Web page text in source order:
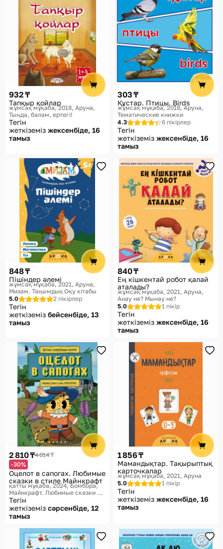
932 ₸
Тапқыр қойлар
жұмсақ мұқаба, 2018 Аруна,
Тыңда, балам, ертегі!
Тегін
жеткіземіз жексенбіде, 16
тамыз
303 ₸
Құстар. Птицы. Birds
жұмсақ мұқаба, 2018 Аруна,
Тематические книжки
4.3
6 пікірлер
Тегін
жеткіземіз жексенбіде, 16
тамыз
848 ₸
Пішіндер әлемі
жұмсақ мұқаба, 2021 Аруна,
Мизам. Таңымдық Оқу кітабы
5.0
2 пікірлер
Тегін
жеткіземіз бейсенбіде, 13
тамыз
840 ₸
Ең кішкентай робот қалай
аталады?
жұмсақ мұқаба, 2021 Аруна,
Анау не? Мынау не?
5.0
1 пікір
Тегін
жеткіземіз жексенбіде, 16
тамыз
2 810 ₸4 014 ₸
-30%
Оцелот в сапогах. Любимые
сказки в стиле Майнкрафт
қатты мұқаба, 2024 Бомбора,
Майнкрафт. Любимые сказки в
новом формате
Тегін
жеткіземіз сәрсенбіде, 12
тамыз
1 856 ₸
Мамандықтар. Тақырыптық
карточкалар
жұмсақ мұқаба, 2021 Аруна
5.0
1 пікір
Тегін
жеткіземіз жексенбіде, 16
тамыз